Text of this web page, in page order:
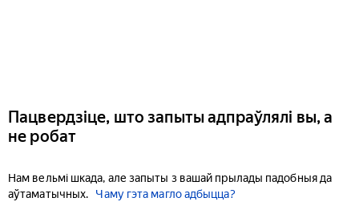
Пацвердзіце, што запыты адпраўлялі вы, а
не робат
Нам вельмі шкада, але запыты з вашай прылады падобныя да
аўтаматычных.
Чаму гэта магло адбыцца?